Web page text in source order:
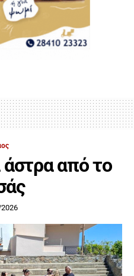
άστρα από το